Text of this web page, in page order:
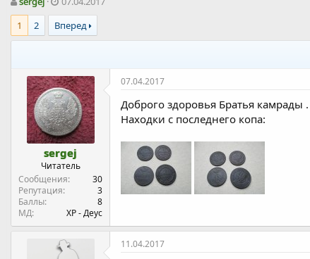
в
т
о
а
т
а
ч
а
л
а
1
2 Вперед
sergej
Читатель
Сообщения
30
Репутация
3
Баллы
8
МД
ХР - Деус
07.04.2017
Доброго здоровья Братья камрады
Находки с последнего копа:
11.04.2017